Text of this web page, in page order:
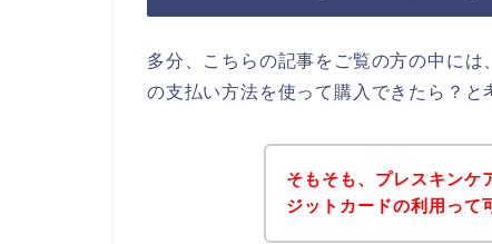
多分、こちらの記事をご覧の方の中に
の支払い方法を使って購入できたら？と
そもそも、プレスキンケ
ジットカードの利用って